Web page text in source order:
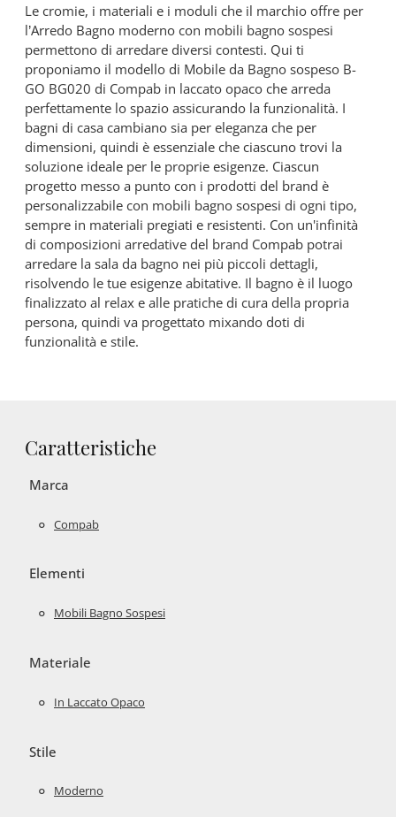
Le cromie, i materiali e i moduli che il marchio offre per
l’Arredo Bagno moderno con mobili bagno sospesi
permettono di arredare diversi contesti. Qui ti
proponiamo il modello di Mobile da Bagno sospeso B-
GO BG020 di Compab in laccato opaco che arreda
perfettamente lo spazio assicurando la funzionalità. I
bagni di casa cambiano sia per eleganza che per
dimensioni, quindi è essenziale che ciascuno trovi la
soluzione ideale per le proprie esigenze. Ciascun
progetto messo a punto con i prodotti del brand è
personalizzabile con mobili bagno sospesi di ogni tipo,
sempre in materiali pregiati e resistenti. Con un'infinità
di composizioni arredative del brand Compab potrai
arredare la sala da bagno nei più piccoli dettagli,
risolvendo le tue esigenze abitative. Il bagno è il luogo
finalizzato al relax e alle pratiche di cura della propria
persona, quindi va progettato mixando doti di
funzionalità e stile.
Caratteristiche
Marca
Compab
Elementi
Mobili Bagno Sospesi
Materiale
In Laccato Opaco
Stile
Moderno